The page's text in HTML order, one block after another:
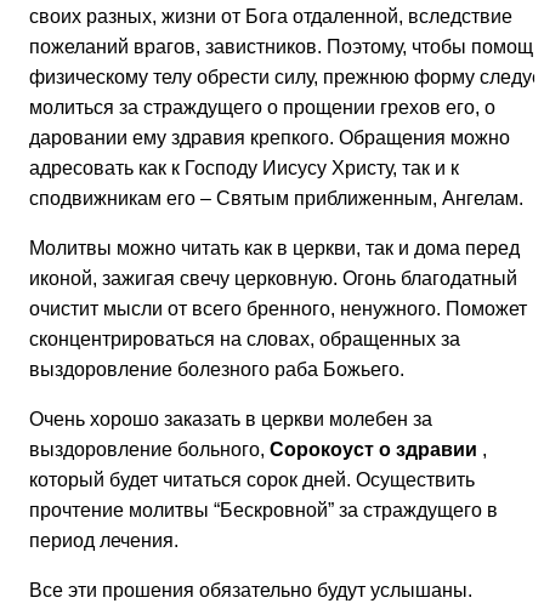
своих разных, жизни от Бога отдаленной, вследствие
пожеланий врагов, завистников. Поэтому, чтобы помощь
физическому телу обрести силу, прежнюю форму
молиться за страждущего о прощении грехов его, о
даровании ему здравия крепкого. Обращения можно
адресовать как к Господу Иисусу Христу, так и к
сподвижникам его – Святым приближенным, Ангелам.
Молитвы можно читать как в церкви, так и дома перед
иконой, зажигая свечу церковную. Огонь благодатный
очистит мысли от всего бренного, ненужного. Поможет
сконцентрироваться на словах, обращенных за
выздоровление болезного раба Божьего.
Очень хорошо заказать в церкви молебен за
выздоровление больного, Сорокоуст о здравии ,
который будет читаться сорок дней. Осуществить
прочтение молитвы “Бескровной” за страждущего в
период лечения.
Все эти прошения обязательно будут услышаны.